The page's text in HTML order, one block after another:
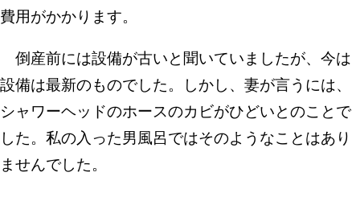
費用がかかります。
倒産前には設備が古いと聞いていましたが、今は
設備は最新のものでした。しかし、妻が言うには、
シャワーヘッドのホースのカビがひどいとのことで
した。私の入った男風呂ではそのようなことはあり
ませんでした。